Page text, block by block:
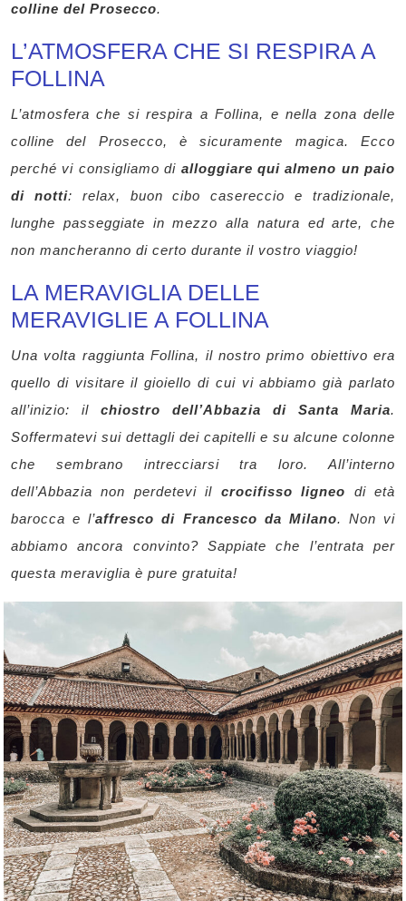
colline del Prosecco.
L’ATMOSFERA CHE SI RESPIRA A
FOLLINA
L’atmosfera che si respira a Follina, e nella zona delle
colline del Prosecco, è sicuramente magica. Ecco
perché vi consigliamo di alloggiare qui almeno un paio
di notti: relax, buon cibo casereccio e tradizionale,
lunghe passeggiate in mezzo alla natura ed arte, che
non mancheranno di certo durante il vostro viaggio!
LA MERAVIGLIA DELLE
MERAVIGLIE A FOLLINA
Una volta raggiunta Follina, il nostro primo obiettivo era
quello di visitare il gioiello di cui vi abbiamo già parlato
all’inizio: il chiostro dell’Abbazia di Santa Maria.
Soffermatevi sui dettagli dei capitelli e su alcune colonne
che sembrano intrecciarsi tra loro. All’interno
dell’Abbazia non perdetevi il crocifisso ligneo di età
barocca e l’affresco di Francesco da Milano. Non vi
abbiamo ancora convinto? Sappiate che l’entrata per
questa meraviglia è pure gratuita!